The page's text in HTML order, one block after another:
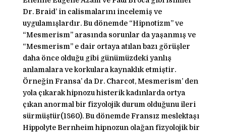
Dr. Braid’ in calismalarını incelemiş ve
uygulamışlardır. Bu dönemde “Hipnotizm” ve
“Mesmerism” arasında sorunlar da yaşanmış ve
“Mesmerism” e dair ortaya atılan bazı görüşler
daha önce olduğu gibi günümüzdeki yanlış
anlamalara ve korkulara kaynaklık etmiştir.
Örneğin Fransa’ da Dr. Charcot, Mesmerism’ den
yola çıkarak hipnozu histerik kadınlarda ortya
çıkan anormal bir fizyolojik durum olduğunu ileri
sürmüştür(1860). Bu dönemde Fransız meslektaşı
Hippolyte Bernheim hipnozun olağan fizyolojik bir